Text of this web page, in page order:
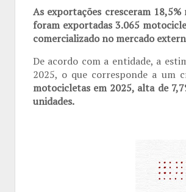
As exportações cresceram
foram exportadas 3.065
comercializado no mercado
De acordo com a entidade, a
2025, o que corresponde a um
motocicletas em 2025, alta de
unidades.